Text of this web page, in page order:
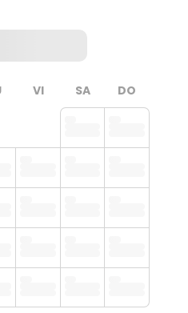
VI SA DO